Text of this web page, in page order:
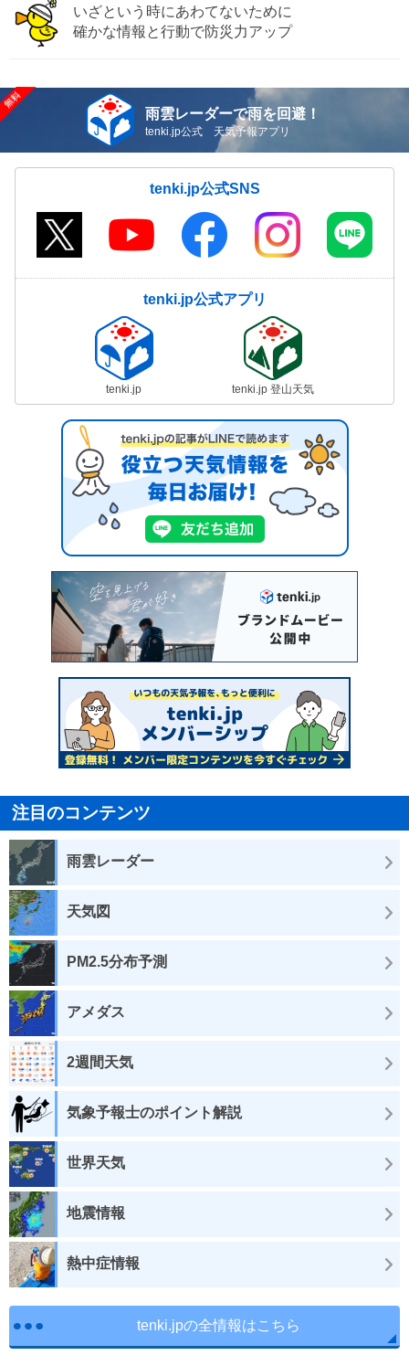
いざという時にあわてないために
確かな情報と行動で防災力アップ
雨雲レーダーで雨を回避！
tenki.jp公式 天気予報アプリ
tenki.jp公式SNS
tenki.jp公式アプリ
tenki.jp tenki.jp 登山天気
注目のコンテンツ
雨雲レーダー
天気図
PM2.5分布予測
アメダス
2週間天気
気象予報士のポイント解説
世界天気
地震情報
熱中症情報
tenki.jpの全情報はこちら